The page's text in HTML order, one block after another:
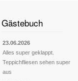
Gästebuch
23.06.2026
Alles super geklappt.
Teppichfliesen sehen super
aus